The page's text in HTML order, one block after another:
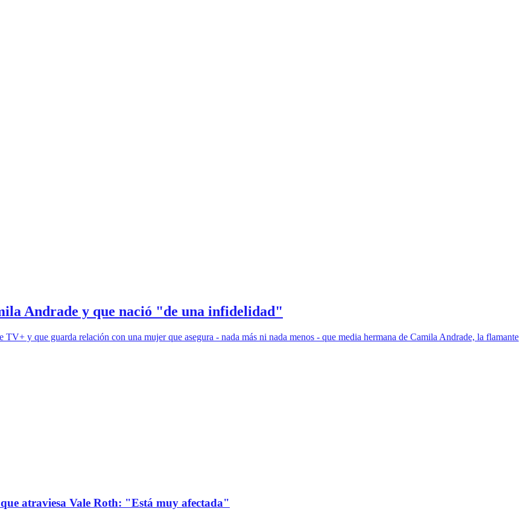
Andrade y que nació "de una infidelidad"
y que guarda relación con una mujer que asegura - nada más ni nada menos - que media hermana de Camila Andrade, la flamante
atraviesa Vale Roth: "Está muy afectada"